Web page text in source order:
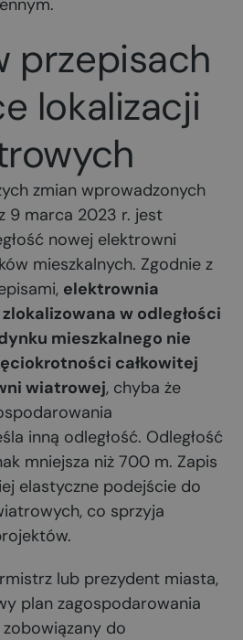
przepisach
lokalizacji
zmian wprowadzonych
9 marca 2023 r. jest
nowej elektrowni
mieszkalnych. Zgodnie z
elektrownia
w odległości
mieszkalnego nie
całkowitej
wiatrowej, chyba że
inną odległość. Odległość
mniejsza niż 700 m. Zapis
elastyczne podejście do
co sprzyja
lub prezydent miasta,
plan zagospodarowania
do